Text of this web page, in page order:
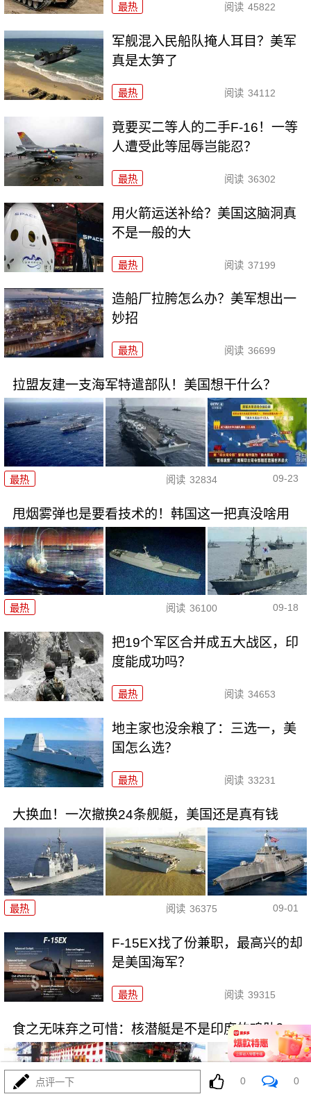
最热 阅读 45822
军舰混入民船队掩人耳目？美军
真是太笋了
最热 阅读 34112
竟要买二等人的二手F-16！一等
人遭受此等屈辱岂能忍？
最热 阅读 36302
用火箭运送补给？美国这脑洞真
不是一般的大
最热 阅读 37199
造船厂拉胯怎么办？美军想出一
妙招
最热 阅读 36699
拉盟友建一支海军特遣部队！美国想干什么？
最热 阅读 32834 09-23
甩烟雾弹也是要看技术的！韩国这一把真没啥用
最热 阅读 36100 09-18
把19个军区合并成五大战区，印
度能成功吗？
最热 阅读 34653
地主家也没余粮了：三选一，美
国怎么选？
最热 阅读 33231
大换血！一次撤换24条舰艇，美国还是真有钱
最热 阅读 36375 09-01
F-15EX找了份兼职，最高兴的却
是美国海军？
最热 阅读 39315
食之无味弃之可惜：核潜艇是不是印度的鸡肋？
点评一下 0 0